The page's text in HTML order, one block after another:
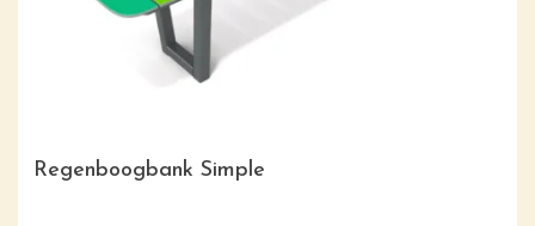
Regenboogbank Simple